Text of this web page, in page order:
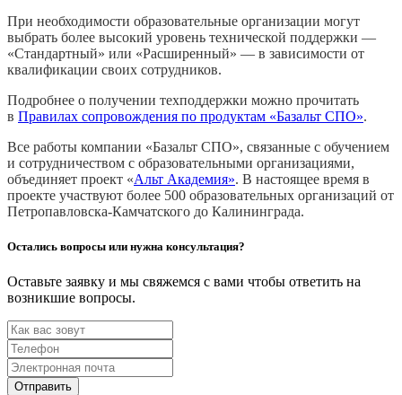
При необходимости образовательные организации могут
выбрать более высокий уровень технической поддержки —
«Стандартный» или «Расширенный» — в зависимости от
квалификации своих сотрудников.
Подробнее о получении техподдержки можно прочитать
в Правилах сопровождения по продуктам «Базальт СПО».
Все работы компании «Базальт СПО», связанные с обучением
и сотрудничеством с образовательными организациями,
объединяет проект «Альт Академия». В настоящее время в
проекте участвуют более 500 образовательных организаций от
Петропавловска-Камчатского до Калининграда.
Остались вопросы или нужна консультация?
Оставьте заявку и мы свяжемся с вами чтобы ответить на
возникшие вопросы.
Отправить